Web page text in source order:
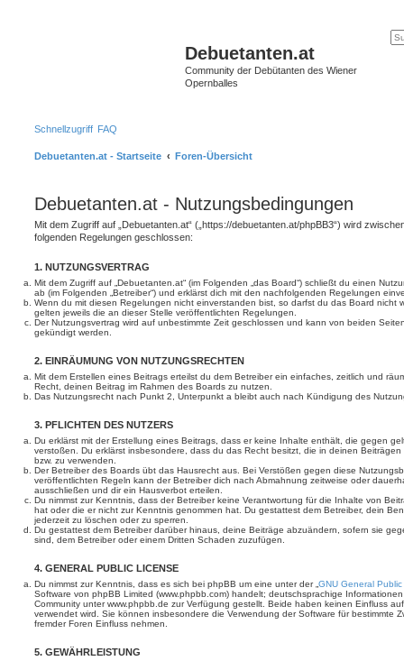
Debuetanten.at
Community der Debütanten des Wiener
Opernballes
Schnellzugriff FAQ
Debuetanten.at - Startseite Foren-Übersicht
Debuetanten.at - Nutzungsbedingungen
Mit dem Zugriff auf „Debuetanten.at“ („https://debuetanten.at/phpBB3“) wird
folgenden Regelungen geschlossen:
1. NUTZUNGSVERTRAG
Mit dem Zugriff auf „Debuetanten.at“ (im Folgenden „das Board“) schließt du einen
ab (im Folgenden „Betreiber“) und erklärst dich mit den nachfolgenden Regelungen
Wenn du mit diesen Regelungen nicht einverstanden bist, so darfst du das Board nicht
gelten jeweils die an dieser Stelle veröffentlichten Regelungen.
Der Nutzungsvertrag wird auf unbestimmte Zeit geschlossen und kann von beiden
gekündigt werden.
2. EINRÄUMUNG VON NUTZUNGSRECHTEN
Mit dem Erstellen eines Beitrags erteilst du dem Betreiber ein einfaches, zeitlich und
Recht, deinen Beitrag im Rahmen des Boards zu nutzen.
Das Nutzungsrecht nach Punkt 2, Unterpunkt a bleibt auch nach Kündigung des
3. PFLICHTEN DES NUTZERS
Du erklärst mit der Erstellung eines Beitrags, dass er keine Inhalte enthält, die gegen
verstoßen. Du erklärst insbesondere, dass du das Recht besitzt, die in deinen
bzw. zu verwenden.
Der Betreiber des Boards übt das Hausrecht aus. Bei Verstößen gegen diese
veröffentlichten Regeln kann der Betreiber dich nach Abmahnung zeitweise oder
ausschließen und dir ein Hausverbot erteilen.
Du nimmst zur Kenntnis, dass der Betreiber keine Verantwortung für die Inhalte von
hat oder die er nicht zur Kenntnis genommen hat. Du gestattest dem Betreiber, dein
jederzeit zu löschen oder zu sperren.
Du gestattest dem Betreiber darüber hinaus, deine Beiträge abzuändern, sofern sie
sind, dem Betreiber oder einem Dritten Schaden zuzufügen.
4. GENERAL PUBLIC LICENSE
Du nimmst zur Kenntnis, dass es sich bei phpBB um eine unter der „ GNU General
Software von phpBB Limited (www.phpbb.com) handelt; deutschsprachige
Community unter www.phpbb.de zur Verfügung gestellt. Beide haben keinen Einfluss
verwendet wird. Sie können insbesondere die Verwendung der Software für bestimmte
fremder Foren Einfluss nehmen.
5. GEWÄHRLEISTUNG